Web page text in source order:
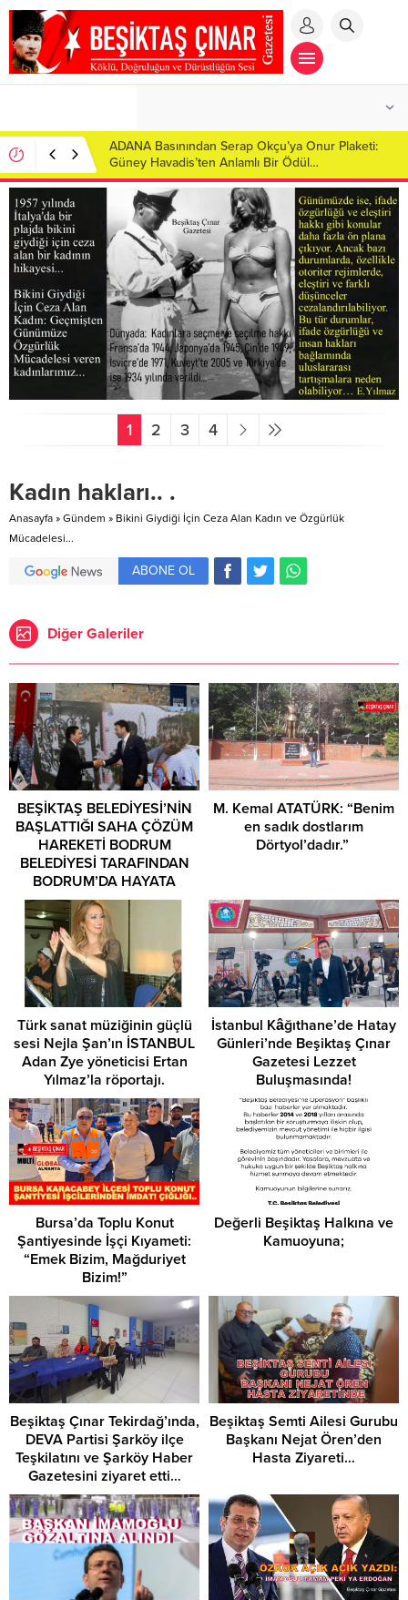
MİLLİ İRADEYE MAHKEME DUVARI! İBB
DAVASINDA BENZERSİZ SKANDAL:
CUMHURBAŞKANI ADAYI İMAMOĞLU SALONDAN
ÇIKARILDI!
1 2 3 4
Kadın hakları.. .
Anasayfa » Gündem » Bikini Giydiği İçin Ceza Alan Kadın ve Özgürlük
Mücadelesi...
ABONE OL
Diğer Galeriler
BEŞİKTAŞ BELEDİYESİ’NİN
BAŞLATTIĞI SAHA ÇÖZÜM
HAREKETİ BODRUM
BELEDİYESİ TARAFINDAN
BODRUM’DA HAYATA
GEÇİRİLİYOR…
M. Kemal ATATÜRK: “Benim
en sadık dostlarım
Dörtyol’dadır.”
Türk sanat müziğinin güçlü
sesi Nejla Şan’ın İSTANBUL
Adan Zye yöneticisi Ertan
Yılmaz’la röportajı.
İstanbul Kâğıthane’de Hatay
Günleri’nde Beşiktaş Çınar
Gazetesi Lezzet
Buluşmasında!
Bursa’da Toplu Konut
Şantiyesinde İşçi Kıyameti:
“Emek Bizim, Mağduriyet
Bizim!”
Değerli Beşiktaş Halkına ve
Kamuoyuna;
Beşiktaş Çınar Tekirdağ’ında,
DEVA Partisi Şarköy ilçe
Teşkilatını ve Şarköy Haber
Gazetesini ziyaret etti…
Beşiktaş Semti Ailesi Gurubu
Başkanı Nejat Ören’den
Hasta Ziyareti…